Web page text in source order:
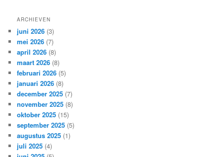
ARCHIEVEN
juni 2026 (3)
mei 2026 (7)
april 2026 (8)
maart 2026 (8)
februari 2026 (5)
januari 2026 (8)
december 2025 (7)
november 2025 (8)
oktober 2025 (15)
september 2025 (5)
augustus 2025 (1)
juli 2025 (4)